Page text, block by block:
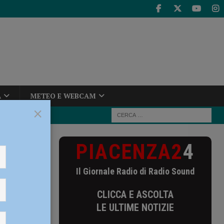
METEO E WEBCAM
per il
euro
PIACENZA24
Il Giornale Radio di Radio Sound
CLICCA E ASCOLTA
LE ULTIME NOTIZIE
×